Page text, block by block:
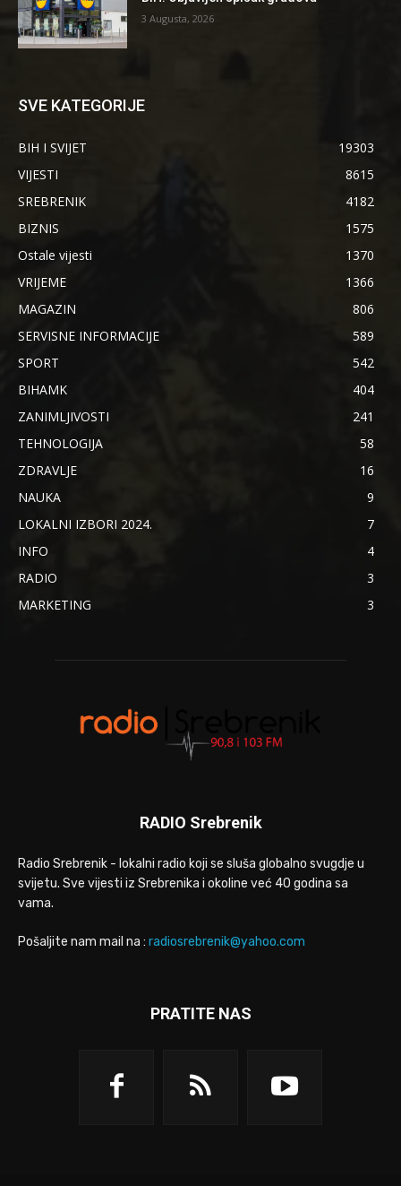
3 Augusta, 2026
SVE KATEGORIJE
BIH I SVIJET
19303
VIJESTI
8615
SREBRENIK
4182
BIZNIS
1575
Ostale vijesti
1370
VRIJEME
1366
MAGAZIN
806
SERVISNE INFORMACIJE
589
SPORT
542
BIHAMK
404
ZANIMLJIVOSTI
241
TEHNOLOGIJA
58
ZDRAVLJE
16
NAUKA
9
LOKALNI IZBORI 2024.
7
INFO
4
RADIO
3
MARKETING
3
RADIO Srebrenik
Radio Srebrenik - lokalni radio koji se sluša globalno svugdje u
svijetu. Sve vijesti iz Srebrenika i okoline već 40 godina sa
vama.
Pošaljite nam mail na : radiosrebrenik@yahoo.com
PRATITE NAS